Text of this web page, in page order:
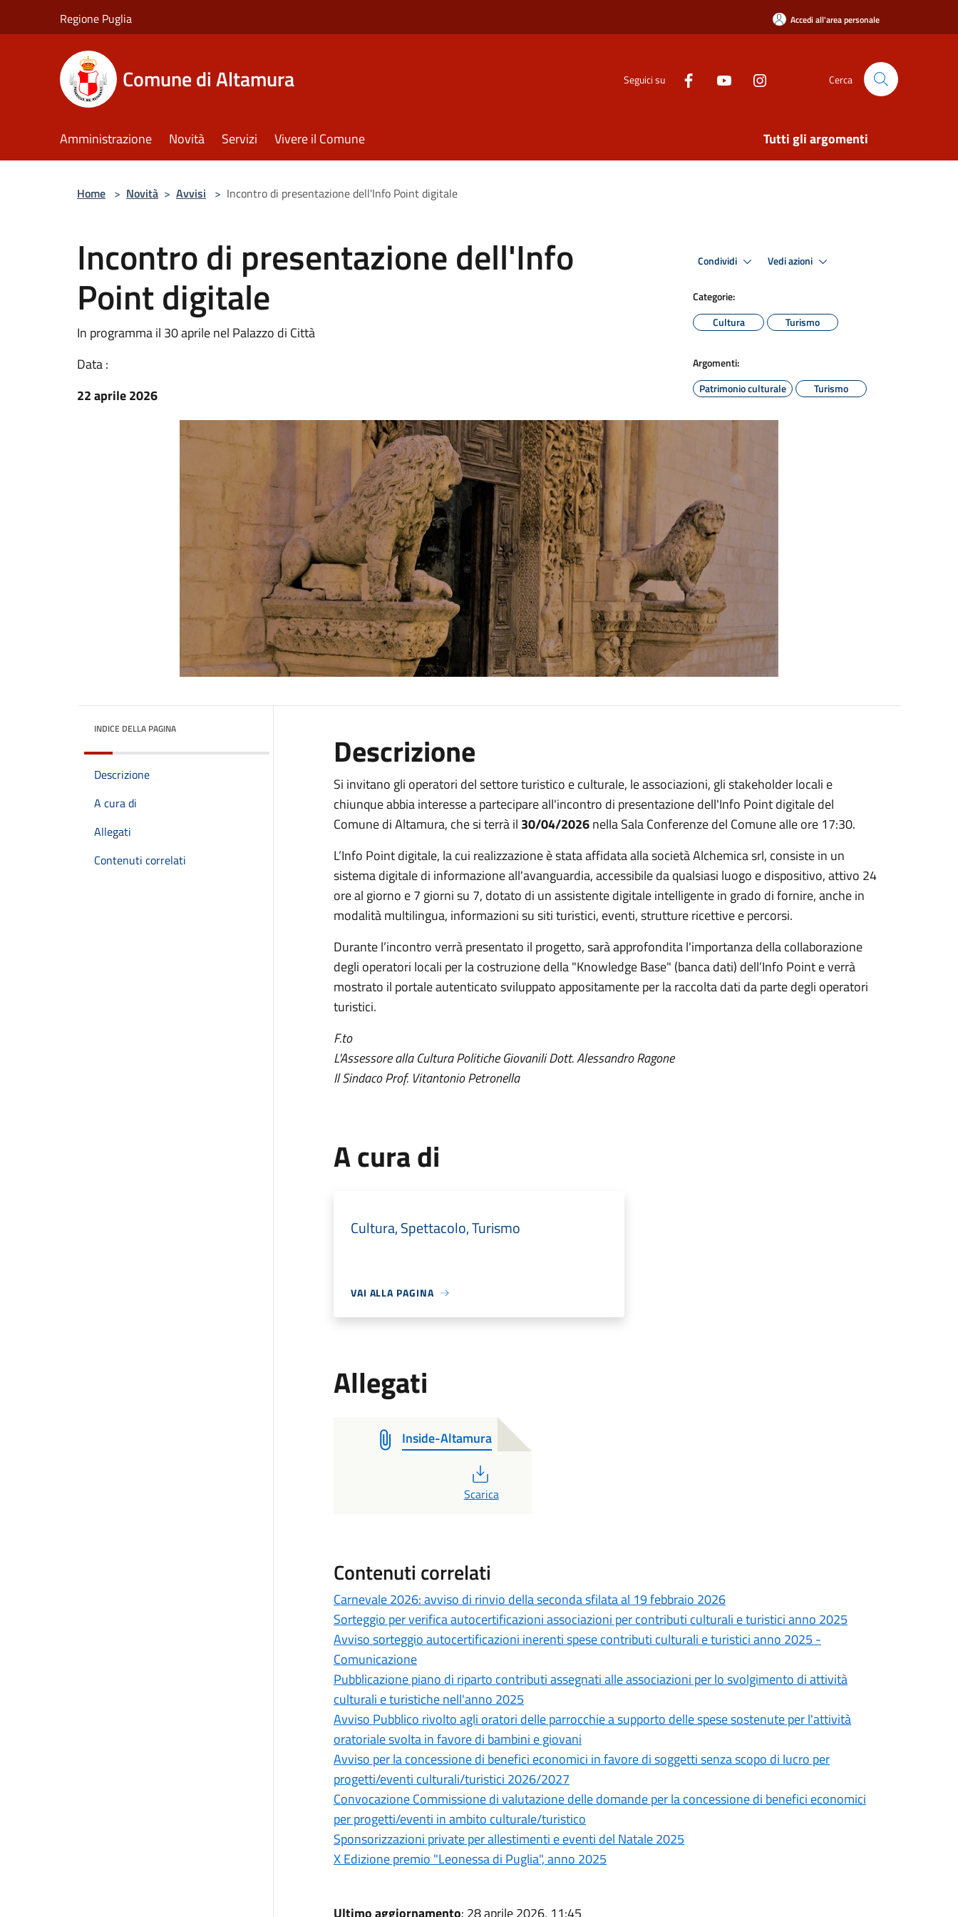
Regione Puglia Accedi all'area personale
Comune di Altamura Seguici su Cerca
Amministrazione Novità Servizi Vivere il Comune Tutti gli argomenti
Home > Novità > Avvisi > Incontro di presentazione dell'Info Point digitale
Incontro di presentazione dell'Info
Point digitale
In programma il 30 aprile nel Palazzo di Città
Data :
22 aprile 2026
Condividi Vedi azioni
Categorie:
Cultura
Turismo
Argomenti:
Patrimonio culturale
Turismo
INDICE DELLA PAGINA
Descrizione
A cura di
Allegati
Contenuti correlati
Descrizione
Si invitano gli operatori del settore turistico e culturale, le associazioni, gli stakeholder locali e
chiunque abbia interesse a partecipare all'incontro di presentazione dell'Info Point digitale del
Comune di Altamura, che si terrà il 30/04/2026nella Sala Conferenze del Comune alle ore 17:30.
L’Info Point digitale, la cui realizzazione è stata affidata alla società Alchemica srl, consiste in un
sistema digitale di informazione all'avanguardia, accessibile da qualsiasi luogo e dispositivo, attivo 24
ore al giorno e 7 giorni su 7, dotato di un assistente digitale intelligente in grado di fornire, anche in
modalità multilingua, informazioni su siti turistici, eventi, strutture ricettive e percorsi.
Durante l’incontro verrà presentato il progetto, sarà approfondita l'importanza della collaborazione
degli operatori locali per la costruzione della "Knowledge Base" (banca dati) dell’Info Point e verrà
mostrato il portale autenticato sviluppato appositamente per la raccolta dati da parte degli operatori
turistici.
F.to
L'Assessore alla Cultura Politiche Giovanili Dott. Alessandro Ragone
Il Sindaco Prof. Vitantonio Petronella
A cura di
Cultura, Spettacolo, Turismo
VAI ALLA PAGINA
Allegati
Inside-Altamura
Scarica
Contenuti correlati
Carnevale 2026: avviso di rinvio della seconda sfilata al 19 febbraio 2026
Sorteggio per verifica autocertificazioni associazioni per contributi culturali e turistici anno 2025
Avviso sorteggio autocertificazioni inerenti spese contributi culturali e turistici anno 2025 -
Comunicazione
Pubblicazione piano di riparto contributi assegnati alle associazioni per lo svolgimento di attività
culturali e turistiche nell'anno 2025
Avviso Pubblico rivolto agli oratori delle parrocchie a supporto delle spese sostenute per l'attività
oratoriale svolta in favore di bambini e giovani
Avviso per la concessione di benefici economici in favore di soggetti senza scopo di lucro per
progetti/eventi culturali/turistici 2026/2027
Convocazione Commissione di valutazione delle domande per la concessione di benefici economici
per progetti/eventi in ambito culturale/turistico
Sponsorizzazioni private per allestimenti e eventi del Natale 2025
X Edizione premio "Leonessa di Puglia", anno 2025
Ultimo aggiornamento: 28 aprile 2026, 11:45